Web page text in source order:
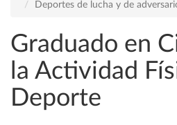
Deportes de lucha y de
Graduado en
la Actividad
Deporte